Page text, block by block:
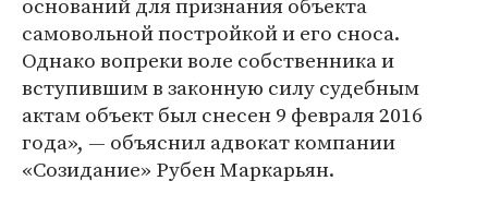
самовольной постройкой и его сноса.
Однако вопреки воле собственника и
вступившим в законную силу судебным
актам объект был снесен 9 февраля 2016
года», — объяснил адвокат компании
«Созидание» Рубен Маркарьян.